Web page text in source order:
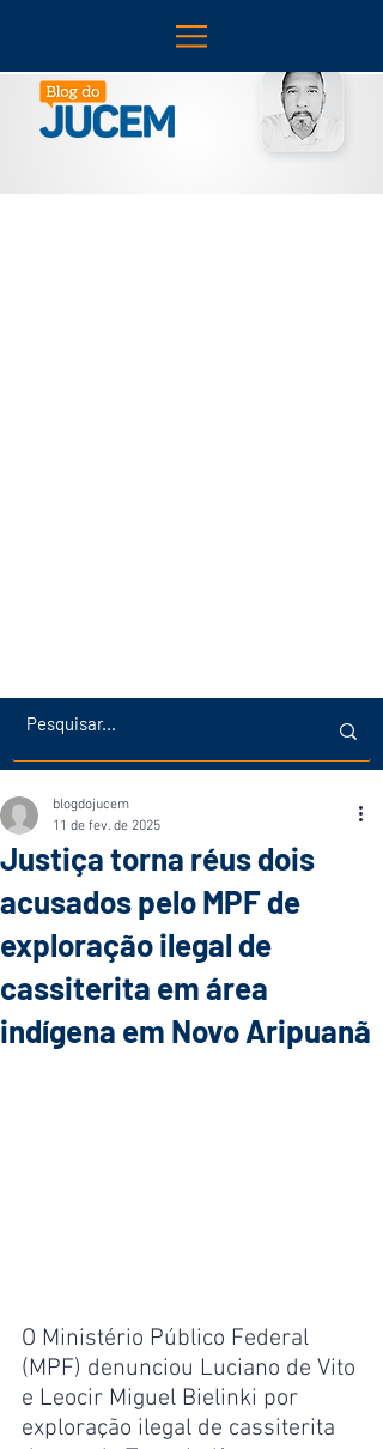
Justiça torna réus dois
acusados pelo MPF de
exploração ilegal de
cassiterita em área
indígena em Novo Aripuanã
blogdojucem
11 de fev. de 2025
O Ministério Público Federal
(MPF) denunciou Luciano de Vito
e Leocir Miguel Bielinki por
exploração ilegal de cassiterita